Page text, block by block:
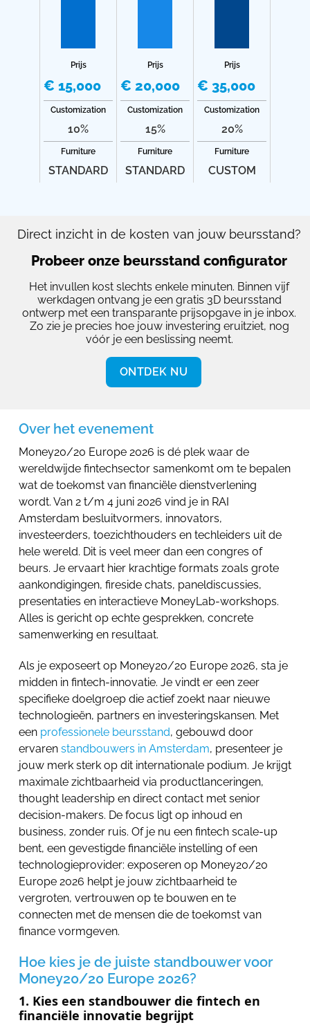
Prijs
€ 15,000
Customization
10%
Furniture
STANDARD
Prijs
€ 20,000
Customization
15%
Furniture
STANDARD
Prijs
€ 35,000
Customization
20%
Furniture
CUSTOM
Direct inzicht in de kosten van jouw beursstand?
Probeer onze beursstand configurator
Het invullen kost slechts enkele minuten. Binnen vijf
werkdagen ontvang je een gratis 3D beursstand
ontwerp met een transparante prijsopgave in je inbox.
Zo zie je precies hoe jouw investering eruitziet, nog
vóór je een beslissing neemt.
ONTDEK NU
Over het evenement
Money20/20 Europe 2026 is dé plek waar de
wereldwijde fintechsector samenkomt om te bepalen
wat de toekomst van financiële dienstverlening
wordt. Van 2 t/m 4 juni 2026 vind je in RAI
Amsterdam besluitvormers, innovators,
investeerders, toezichthouders en techleiders uit de
hele wereld. Dit is veel meer dan een congres of
beurs. Je ervaart hier krachtige formats zoals grote
aankondigingen, fireside chats, paneldiscussies,
presentaties en interactieve MoneyLab-workshops.
Alles is gericht op echte gesprekken, concrete
samenwerking en resultaat.
Als je exposeert op Money20/20 Europe 2026, sta je
midden in fintech-innovatie. Je vindt er een zeer
specifieke doelgroep die actief zoekt naar nieuwe
technologieën, partners en investeringskansen. Met
een professionele beursstand, gebouwd door
ervaren standbouwers in Amsterdam, presenteer je
jouw merk sterk op dit internationale podium. Je krijgt
maximale zichtbaarheid via productlanceringen,
thought leadership en direct contact met senior
decision-makers. De focus ligt op inhoud en
business, zonder ruis. Of je nu een fintech scale-up
bent, een gevestigde financiële instelling of een
technologieprovider: exposeren op Money20/20
Europe 2026 helpt je jouw zichtbaarheid te
vergroten, vertrouwen op te bouwen en te
connecten met de mensen die de toekomst van
finance vormgeven.
Hoe kies je de juiste standbouwer voor
Money20/20 Europe 2026?
1. Kies een standbouwer die fintech en
financiële innovatie begrijpt